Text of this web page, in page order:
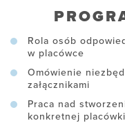
Rola osób
w placówce
Omówienie
załącznikami
Praca nad
konkretnej placówki